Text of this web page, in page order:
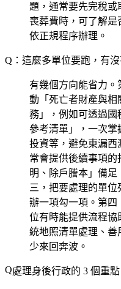
題，通常要先完稅或
喪葬費時，可了解是
依正規程序辦理。
Q：這麼多單位要跑，有
有幾個方向能省力
動「 死亡者財產與相
務 」，例如可透過
參考清單」，一次掌
投資等，避免東漏西
常會提供後續事項
明、除戶謄本」備
三，把要處理的單位
辦一項勾一項。第四
位有時能提供流程協
統地照清單處理、善
少來回奔波。
處理身後行政的 3 個重點